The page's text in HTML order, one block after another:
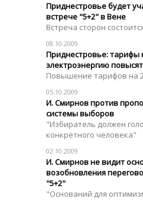
Приднестровье будет
встрече "5+2" в Вене
Встреча сторон
08.10.2009
Приднестровье: тарифы
электроэнергию
Повышение тарифов на
05.10.2009
И. Смирнов против
системы выборов
"Избиратель должен
конкретного человека"
02.10.2009
И. Смирнов не видит
возобновления
"5+2"
"Оснований для